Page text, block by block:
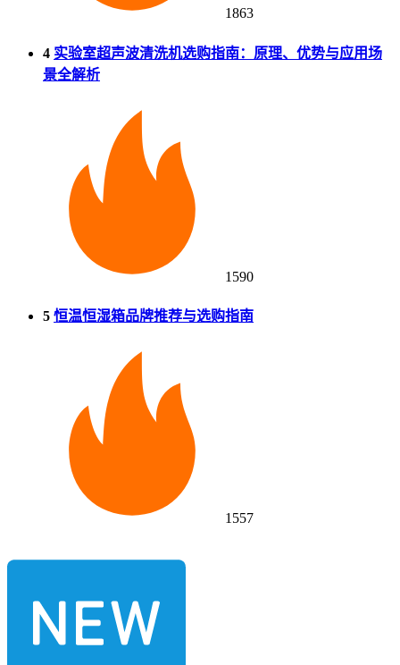
1863
4 实验室超声波清洗机选购指南：原理、优势与应用场
景全解析
1590
5 恒温恒湿箱品牌推荐与选购指南
1557